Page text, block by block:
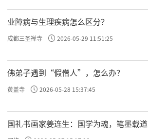
业障病与生理疾病怎么区分？
成都三圣禅寺 2026-05-29 11:51:25
佛弟子遇到“假僧人”，怎么办？
黄盖寺 2026-05-28 15:37:45
国礼书画家姜连生：国学为魂，笔墨载道